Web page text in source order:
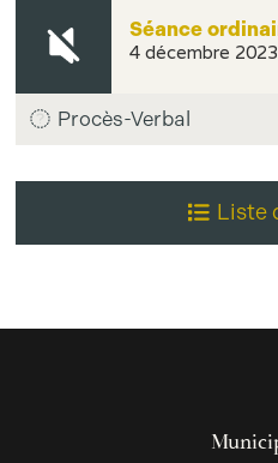
Séance
4 décembre 2023
Procès-Verbal
Liste